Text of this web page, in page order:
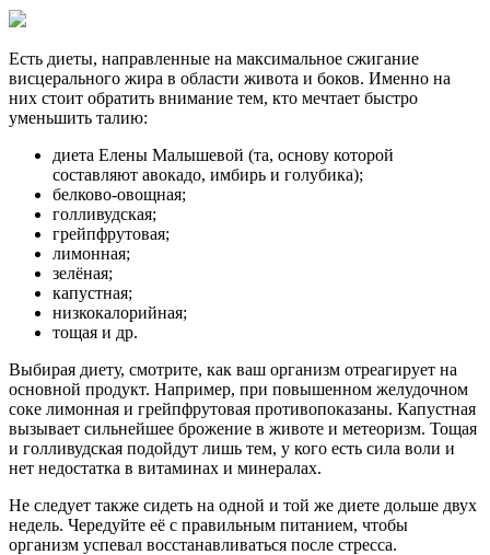
Есть диеты, направленные на максимальное сжигание
висцерального жира в области живота и боков. Именно на
них стоит обратить внимание тем, кто мечтает быстро
уменьшить талию:
диета Елены Малышевой (та, основу которой
составляют авокадо, имбирь и голубика);
белково-овощная;
голливудская;
грейпфрутовая;
лимонная;
зелёная;
капустная;
низкокалорийная;
тощая и др.
Выбирая диету, смотрите, как ваш организм отреагирует на
основной продукт. Например, при повышенном желудочном
соке лимонная и грейпфрутовая противопоказаны. Капустная
вызывает сильнейшее брожение в животе и метеоризм. Тощая
и голливудская подойдут лишь тем, у кого есть сила воли и
нет недостатка в витаминах и минералах.
Не следует также сидеть на одной и той же диете дольше двух
недель. Чередуйте её с правильным питанием, чтобы
организм успевал восстанавливаться после стресса.